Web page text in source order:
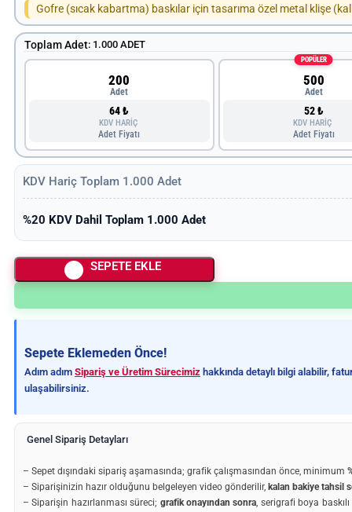
Gofre (sıcak kabartma) baskılar için tasarıma özel metal klişe
Toplam Adet:1.000 ADET
200
Adet
64 ₺
KDV HARİÇ
Adet Fiyatı
POPÜLER
500
Adet
52 ₺
KDV HARİÇ
Adet Fiyatı
KDV Hariç Toplam 1.000 Adet
%20 KDV Dahil Toplam 1.000 Adet
SEPETE EKLE
Sepete Eklemeden Önce!
Adım adım Sipariş ve Üretim Sürecimiz hakkında detaylı bilgi alabilir,
ulaşabilirsiniz.
Genel Sipariş Detayları
– Sepet dışındaki sipariş aşamasında; grafik çalışmasından önce, minimum
– Siparişinizin hazır olduğunu belgeleyen video gönderilir, kalan bakiye tahsil
– Siparişin hazırlanması süreci; grafik onayından sonra, serigrafi boya